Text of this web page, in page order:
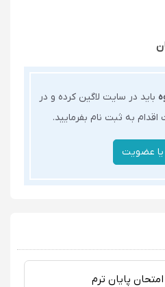
باید در سایت لاگین کرده و در
به ثبت نام بفرمایید.
پایان ترم